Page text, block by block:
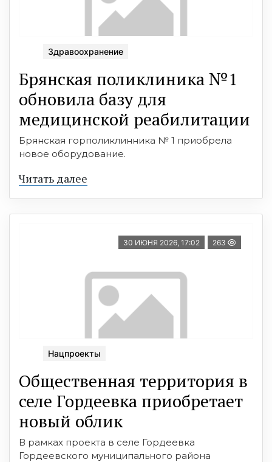
Здравоохранение
Брянская поликлиника №1
обновила базу для
медицинской реабилитации
Брянская горполиклинника № 1 приобрела
новое оборудование.
Читать далее
30 ИЮНЯ 2026, 17:02 263
Нацпроекты
Общественная территория в
селе Гордеевка приобретает
новый облик
В рамках проекта в селе Гордеевка
Гордеевского муниципального района